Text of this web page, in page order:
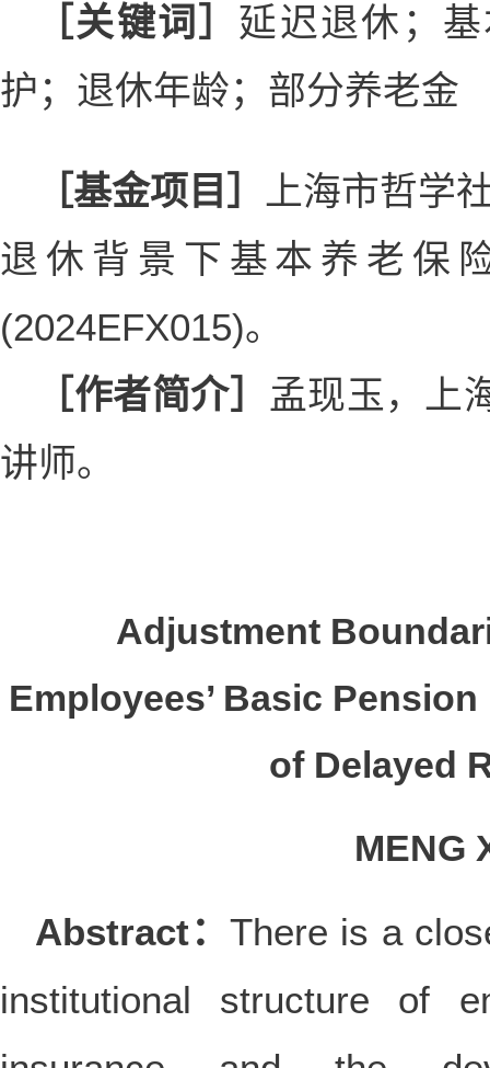
［关键词］ 延迟退休；
护；退休年龄；部分养老金
［基金项目］ 上海市哲学
退休背景下基本养老保
(2024EFX015)。
［作者简介］ 孟现玉，上
讲师。
Adjustment
Employees’ Basic
of Delayed
MENG
Abstract：There is a
institutional structure of